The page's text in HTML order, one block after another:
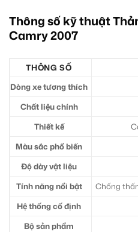
Thông số kỹ thuật
Camry 2007
THÔNG SỐ
Dòng xe tương thích
Chất liệu chính
Thiết kế
Màu sắc phổ biến
Độ dày vật liệu
Tính năng nổi bật
Chống
Hệ thống cố định
Bộ sản phẩm